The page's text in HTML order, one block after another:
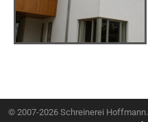
© 2007-2026 Schreinerei Hoffmann.